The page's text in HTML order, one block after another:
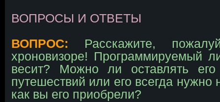
ВОПРОСЫ И ОТВЕТЫ
ВОПРОС: Расскажите,
хроновизоре! Программируемый
весит? Можно ли оставлять
путешествий или его всегда нужно
как вы его приобрели?